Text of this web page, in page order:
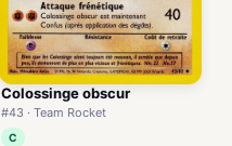
Colossinge obscur
#43 · Team Rocket
C